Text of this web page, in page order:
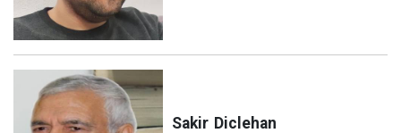
Sakir Diclehan